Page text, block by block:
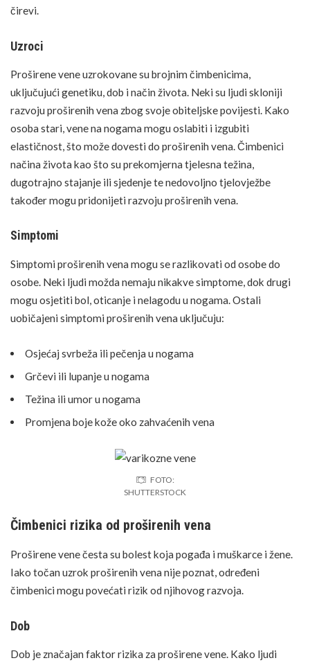
čirevi.
Uzroci
Proširene vene uzrokovane su brojnim čimbenicima,
uključujući genetiku, dob i način života. Neki su ljudi skloniji
razvoju proširenih vena zbog svoje obiteljske povijesti. Kako
osoba stari, vene na nogama mogu oslabiti i izgubiti
elastičnost, što može dovesti do proširenih vena. Čimbenici
načina života kao što su prekomjerna tjelesna težina,
dugotrajno stajanje ili sjedenje te nedovoljno tjelovježbe
također mogu pridonijeti razvoju proširenih vena.
Simptomi
Simptomi proširenih vena mogu se razlikovati od osobe do
osobe. Neki ljudi možda nemaju nikakve simptome, dok drugi
mogu osjetiti bol, oticanje i nelagodu u nogama. Ostali
uobičajeni simptomi proširenih vena uključuju:
Osjećaj svrbeža ili pečenja u nogama
Grčevi ili lupanje u nogama
Težina ili umor u nogama
Promjena boje kože oko zahvaćenih vena
FOTO:
SHUTTERSTOCK
Čimbenici rizika od proširenih vena
Proširene vene česta su bolest koja pogađa i muškarce i žene.
Iako točan uzrok proširenih vena nije poznat, određeni
čimbenici mogu povećati rizik od njihovog razvoja.
Dob
Dob je značajan faktor rizika za proširene vene. Kako ljudi